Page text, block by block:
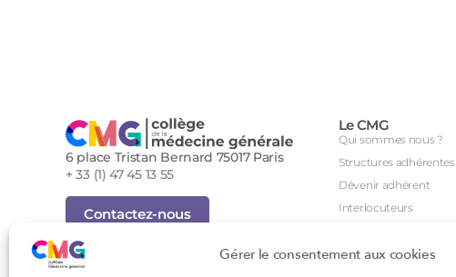
Gérer le consentement aux cookies
6 place Tristan Bernard 75017 Paris
+ 33 (1) 47 45 13 55
Contactez-nous
Inscription Newsletter
Foire aux questions (FAQ)
Le CMG
Qui sommes nous ?
Structures adhérentes
Dévenir adhérent
Interlocuteurs
Groupes de travail